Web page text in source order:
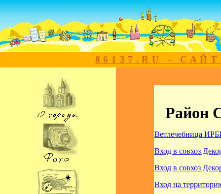
86137.RU -
Район
Ветлечебница
Вход в совхоз
Вход в совхоз
Вход на